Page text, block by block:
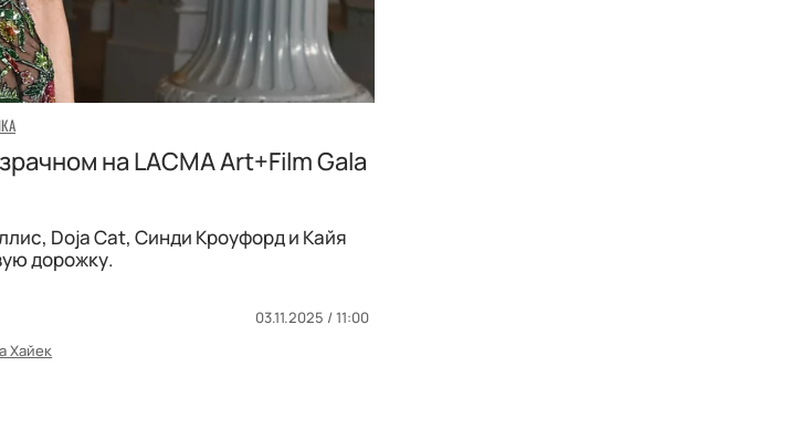
на LACMA Art+Film Gala
Doja Cat, Синди Кроуфорд и Кайя
дорожку.
03.11.2025 / 11:00
Хайек